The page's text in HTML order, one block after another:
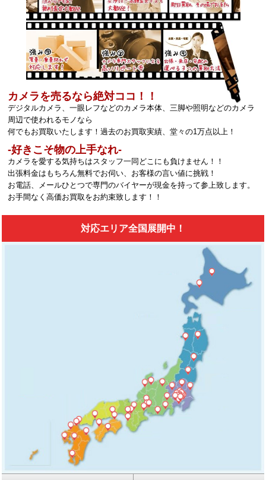
カメラを売るなら絶対ココ！！
デジタルカメラ、一眼レフなどのカメラ本体、三脚や照明などのカメラ
周辺で使われるモノなら
何でもお買取いたします！過去のお買取実績、堂々の1万点以上！
‐好きこそ物の上手なれ‐
カメラを愛する気持ちはスタッフ一同どこにも負けません！！
出張料金はもちろん無料でお伺い、お客様の言い値に挑戦！
お電話、メールひとつで専門のバイヤーが現金を持って参上致します。
お手間なく高価お買取をお約束致します！！
対応エリア全国展開中！